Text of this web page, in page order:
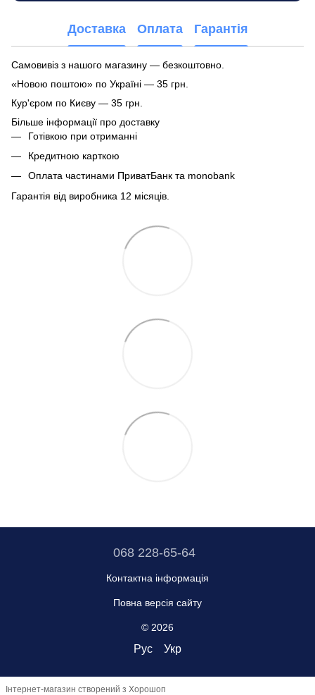
Доставка Оплата Гарантія
Самовивіз з нашого магазину — безкоштовно.
«Новою поштою» по Україні — 35 грн.
Кур'єром по Києву — 35 грн.
Більше інформації про доставку
Готівкою при отриманні
Кредитною карткою
Оплата частинами ПриватБанк та monobank
Гарантія від виробника 12 місяців.
068 228-65-64
Контактна інформація
Повна версія сайту
© 2026
Рус Укр
Інтернет-магазин створений з Хорошоп